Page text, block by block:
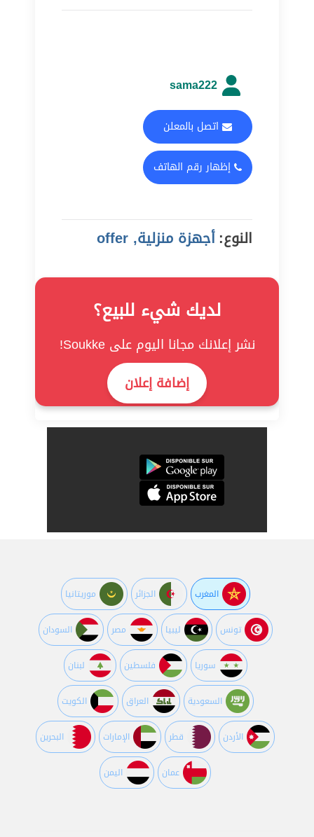
sama222
اتصل بالمعلن
إظهار رقم الهاتف
النوع:أجهزة منزلية, offer
لديك شيء للبيع؟
نشر إعلانك مجانا اليوم على Soukke!
إضافة إعلان
المغرب الجزائر موريتانيا
تونس ليبيا مصر السودان
سوريا فلسطين لبنان
السعودية العراق الكويت
اﻷردن قطر اﻹمارات البحرين
عمان اليمن